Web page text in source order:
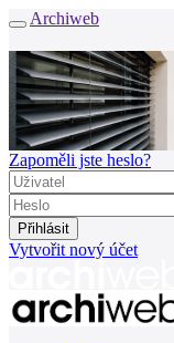
Archiweb
Zapoměli jste heslo?
Vytvořit nový účet